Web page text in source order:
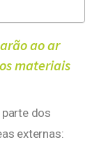
ao ar
materiais
dos
externas: